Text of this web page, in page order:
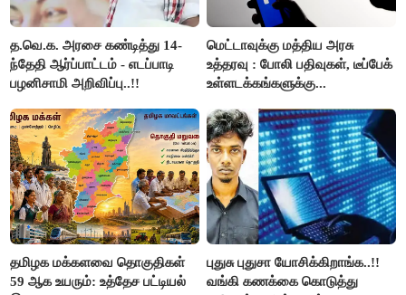
த.வெ.க. அரசை கண்டித்து 14-
ந்தேதி ஆர்ப்பாட்டம் - எடப்பாடி
பழனிசாமி அறிவிப்பு..!!
மெட்டாவுக்கு மத்திய அரசு
உத்தரவு : போலி பதிவுகள், டீப்பேக்
உள்ளடக்கங்களுக்கு...
தமிழக மக்களவை தொகுதிகள்
59 ஆக உயரும்: உத்தேச பட்டியல்
புதுசு புதுசா யோசிக்கிறாங்க..!!
வங்கி கணக்கை கொடுத்து